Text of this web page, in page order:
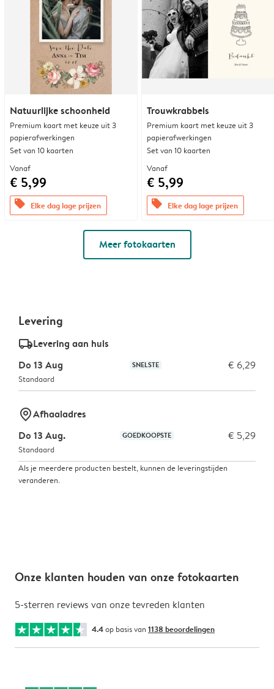
Natuurlijke schoonheid
Premium kaart met keuze uit 3
papierafwerkingen
Set van 10 kaarten
Vanaf
€ 5,99
offers Elke dag lage prijzen
Trouwkrabbels
Premium kaart met keuze uit 3
papierafwerkingen
Set van 10 kaarten
Vanaf
€ 5,99
offers Elke dag lage prijzen
Meer fotokaarten
Levering
delivery_standard_v2Levering aan huis
Do 13 Aug
SNELSTE € 6,29
Standaard
marker-pinAfhaaladres
Do 13 Aug.
GOEDKOOPSTE € 5,29
Standaard
Als je meerdere producten bestelt, kunnen de leveringstijden
veranderen.
Onze klanten houden van onze fotokaarten
5-sterren reviews van onze tevreden klanten
4.4op basis van 1138 beoordelingen